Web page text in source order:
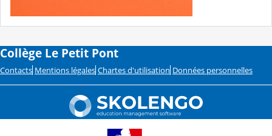
Collège Le Petit Pont
Contacts Mentions légales Chartes d'utilisation Données personnelles